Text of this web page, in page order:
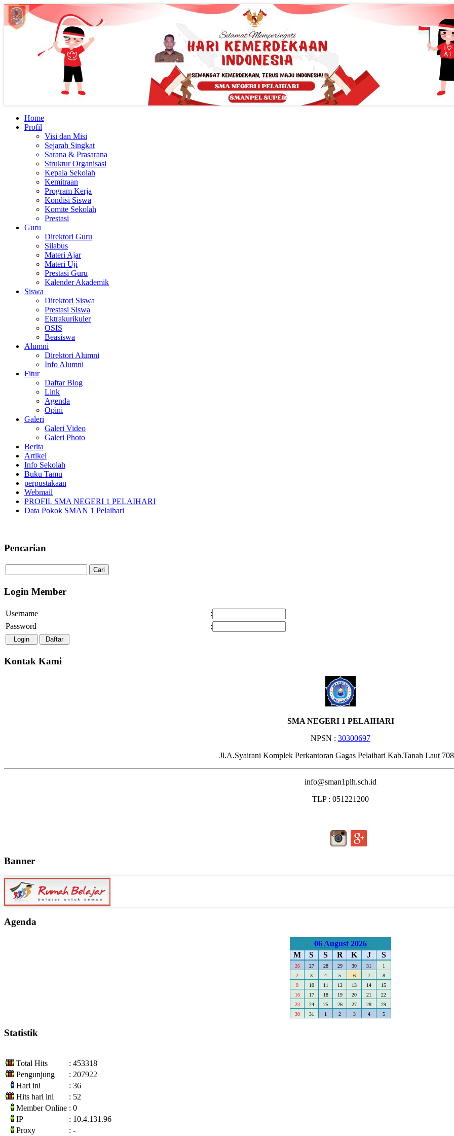
Home
Profil
Visi dan Misi
Sejarah Singkat
Sarana & Prasarana
Struktur Organisasi
Kepala Sekolah
Kemitraan
Program Kerja
Kondisi Siswa
Komite Sekolah
Prestasi
Guru
Direktori Guru
Silabus
Materi Ajar
Materi Uji
Prestasi Guru
Kalender Akademik
Siswa
Direktori Siswa
Prestasi Siswa
Ektrakurikuler
OSIS
Beasiswa
Alumni
Direktori Alumni
Info Alumni
Fitur
Daftar Blog
Link
Agenda
Opini
Galeri
Galeri Video
Galeri Photo
Berita
Artikel
Info Sekolah
Buku Tamu
perpustakaan
Webmail
PROFIL SMA NEGERI 1 PELAIHARI
Data Pokok SMAN 1 Pelaihari
Pencarian
Login Member
Username
:
Password
:
Kontak Kami
SMA NEGERI 1 PELAIHARI
NPSN : 30300697
Jl.A.Syairani Komplek Perkantoran Gagas Pelaihari Kab.Tanah Laut
info@sman1plh.sch.id
TLP : 051221200
Banner
Agenda
06 August 2026
M
S S R K J S
26 27 28 29 30 31
1
2
3 4 5 6 7
8
9
10 11 12 13 14
15
16
17 18 19 20 21
22
23
24 25 26 27 28
29
30
31 1 2 3 4 5
Statistik
Total Hits
: 453318
Pengunjung
: 207922
Hari ini
: 36
Hits hari ini
: 52
Member Online : 0
IP
: 10.4.131.96
Proxy
: -